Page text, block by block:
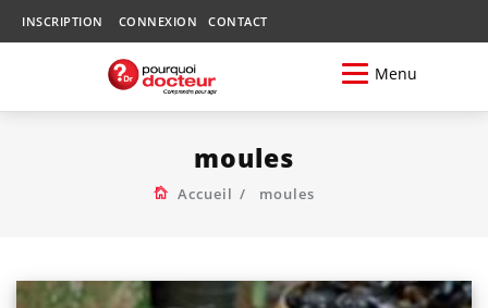
INSCRIPTION CONNEXION CONTACT
Menu
moules
Accueil moules